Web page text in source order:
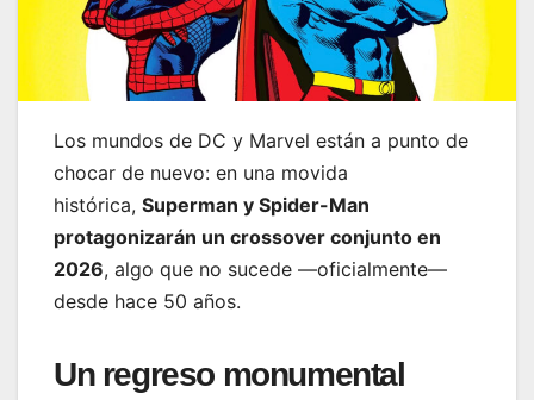
Los mundos de DC y Marvel están a punto de
chocar de nuevo: en una movida
histórica, Superman y Spider-Man
protagonizarán un crossover conjunto en
2026, algo que no sucede —oficialmente—
desde hace 50 años.
Un regreso monumental